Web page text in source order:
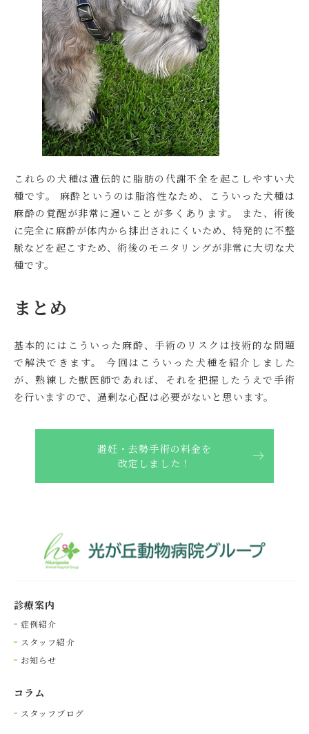
これらの犬種は遺伝的に脂肪の代謝不全を起こしやすい犬
種です。 麻酔というのは脂溶性なため、こういった犬種は
麻酔の覚醒が非常に遅いことが多くあります。 また、術後
に完全に麻酔が体内から排出されにくいため、特発的に不整
脈などを起こすため、術後のモニタリングが非常に大切な犬
種です。
まとめ
基本的にはこういった麻酔、手術のリスクは技術的な問題
で解決できます。 今回はこういった犬種を紹介しました
が、熟練した獣医師であれば、それを把握したうえで手術
を行いますので、過剰な心配は必要がないと思います。
避妊・去勢手術の料金を
改定しました！
診療案内
症例紹介
スタッフ紹介
お知らせ
コラム
スタッフブログ